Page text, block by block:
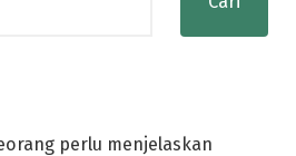
perlu menjelaskan